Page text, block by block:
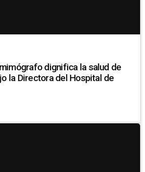
dignifica la salud de
la Directora del Hospital de